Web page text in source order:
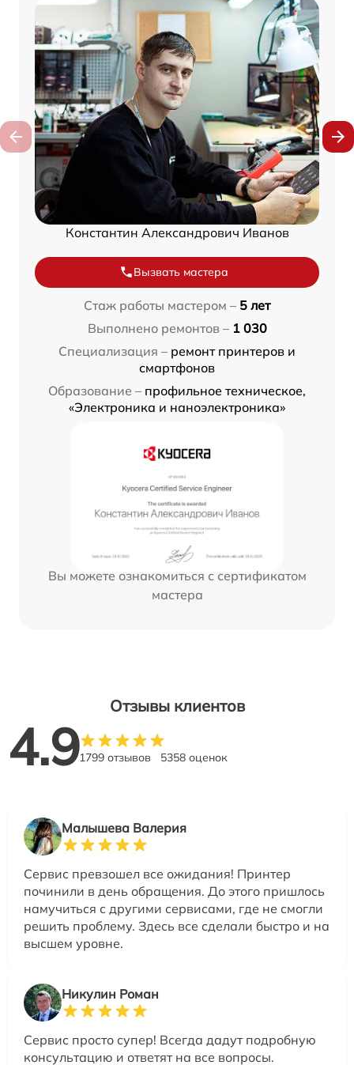
Константин Александрович Иванов
Вызвать мастера
Стаж работы мастером – 5 лет
Выполнено ремонтов – 1 030
Специализация – ремонт принтеров и
смартфонов
Образование – профильное техническое,
«Электроника и наноэлектроника»
Вы можете ознакомиться с сертификатом
мастера
Отзывы клиентов
4.91799 отзывов 5358 оценок
Малышева Валерия
Сервис превзошел все ожидания! Принтер
починили в день обращения. До этого пришлось
намучиться с другими сервисами, где не смогли
решить проблему. Здесь все сделали быстро и на
высшем уровне.
Никулин Роман
Сервис просто супер! Всегда дадут подробную
консультацию и ответят на все вопросы.